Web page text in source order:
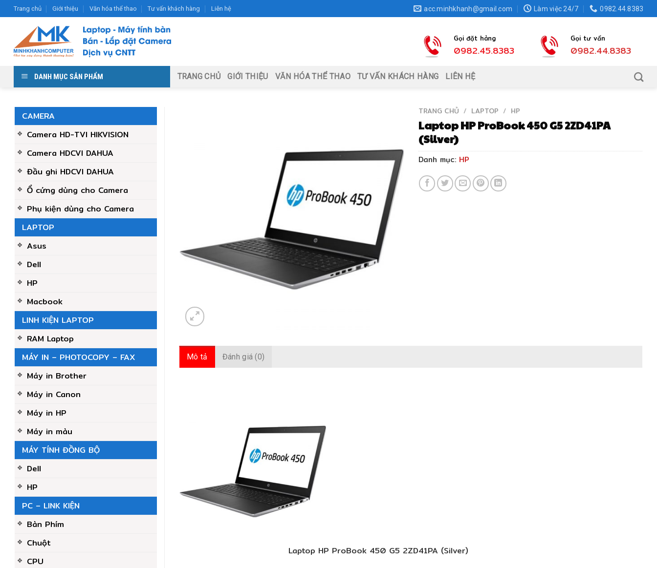
Skip
to
content
Trang chủ Giới thiệu Văn hóa thể thao Tư vấn khách hàng Liên hệ acc.minhkhanh@gmail.com Làm việc 24/7 0982.44.8383
Gọi đặt hàng
0982.45.8383
Gọi tư vấn
0982.44.8383
DANH MỤC SẢN PHẨM TRANG CHỦ GIỚI THIỆU VĂN HÓA THỂ THAO TƯ VẤN KHÁCH HÀNG LIÊN HỆ
CAMERA
Camera HD-TVI HIKVISION
Camera HDCVI DAHUA
Đầu ghi HDCVI DAHUA
Ổ cứng dùng cho Camera
Phụ kiện dùng cho Camera
LAPTOP
Asus
Dell
HP
Macbook
LINH KIỆN LAPTOP
RAM Laptop
MÁY IN – PHOTOCOPY – FAX
Máy in Brother
Máy in Canon
Máy in HP
Máy in màu
MÁY TÍNH ĐỒNG BỘ
Dell
HP
PC – LINK KIỆN
Bàn Phím
Chuột
CPU
TRANG CHỦ / LAPTOP / HP
Laptop HP ProBook 450 G5 2ZD41PA
(Silver)
Danh mục: HP
Mô tả Đánh giá (0)
Laptop HP ProBook 450 G5 2ZD41PA (Silver)